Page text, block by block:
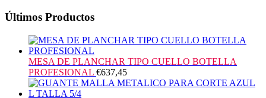
Últimos Productos
MESA DE PLANCHAR TIPO CUELLO BOTELLA
PROFESIONAL €637,45